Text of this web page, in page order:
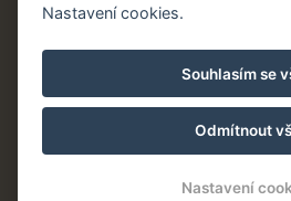
Nastavení cookies.
Souhlasím se
Odmítnout
Nastavení